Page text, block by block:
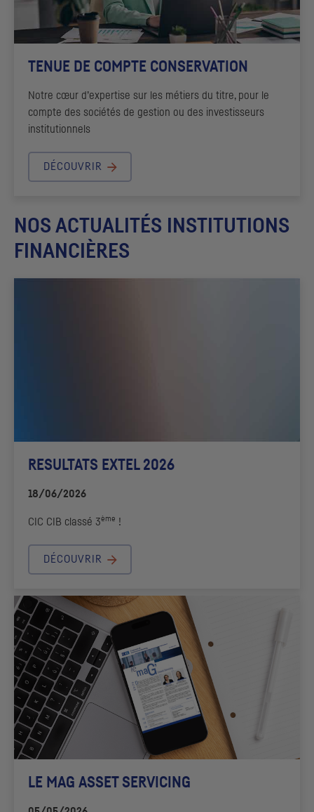
TENUE DE COMPTE CONSERVATION
Notre cœur d’expertise sur les métiers du titre, pour le
compte des sociétés de gestion ou des investisseurs
institutionnels
DÉCOUVRIR
NOS ACTUALITÉS INSTITUTIONS
FINANCIÈRES
RESULTATS EXTEL 2026
18/06/2026
CIC CIB classé 3ème !
DÉCOUVRIR
LE MAG ASSET SERVICING